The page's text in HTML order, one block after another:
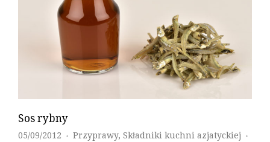
Sos rybny
05/09/2012 ♦ Przyprawy, Składniki kuchni azjatyckiej ♦